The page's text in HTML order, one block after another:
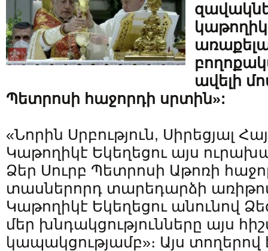
ավելի
Պետրոսի հաջորդի սրտին»:
«Նորին Սրբություն, Սիրեցյալ
Կաթողիկէ Եկեղեցու այս
Ձեր Սուրբ Պետրոսի Աթոռի
տասներորդ տարեդարձի
Կաթողիկէ Եկեղեցու անունով
մեր խնդակցությունները այս
կապակցությամբ»։ Այս տողերով